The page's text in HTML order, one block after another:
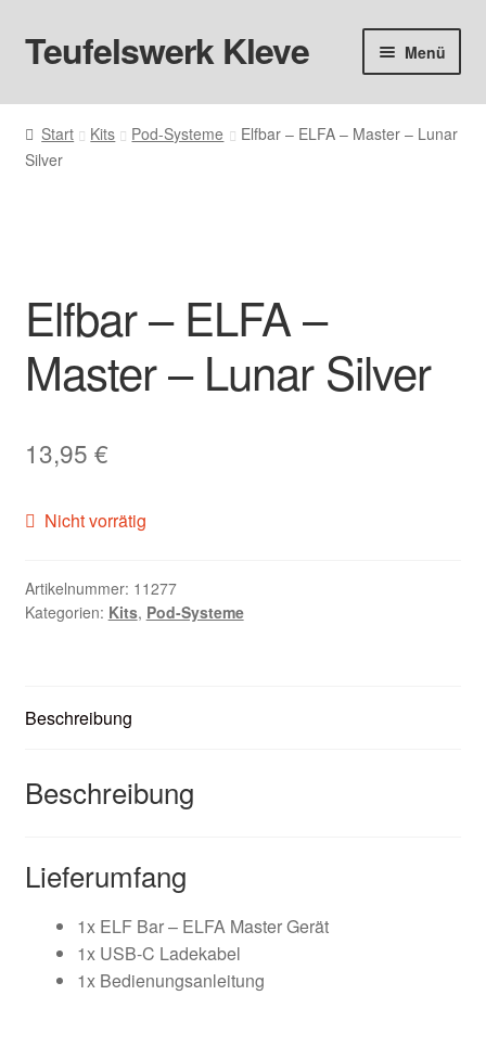
Zur
Navigation
Zum
Inhalt
Teufelswerk Kleve Menü
Startseite
Hardware
Big Puff
Aromen
Basen & Nikotin
Kontaktformular
Unsere Standorte
Start Kits Pod-Systeme
Elfbar – ELFA – Master – Lunar
Silver
Elfbar – ELFA –
Master – Lunar Silver
13,95 €
Nicht vorrätig
Artikelnummer: 11277
Kategorien: Kits, Pod-Systeme
Beschreibung
Beschreibung
Lieferumfang
1x ELF Bar – ELFA Master Gerät
1x USB-C Ladekabel
1x Bedienungsanleitung